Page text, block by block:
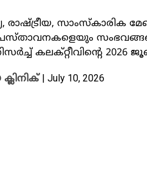
രാഷ്ട്രീയ, സാംസ്‌കാരിക
കലക്റ്റീവിന്റെ 2026
| July 10, 2026